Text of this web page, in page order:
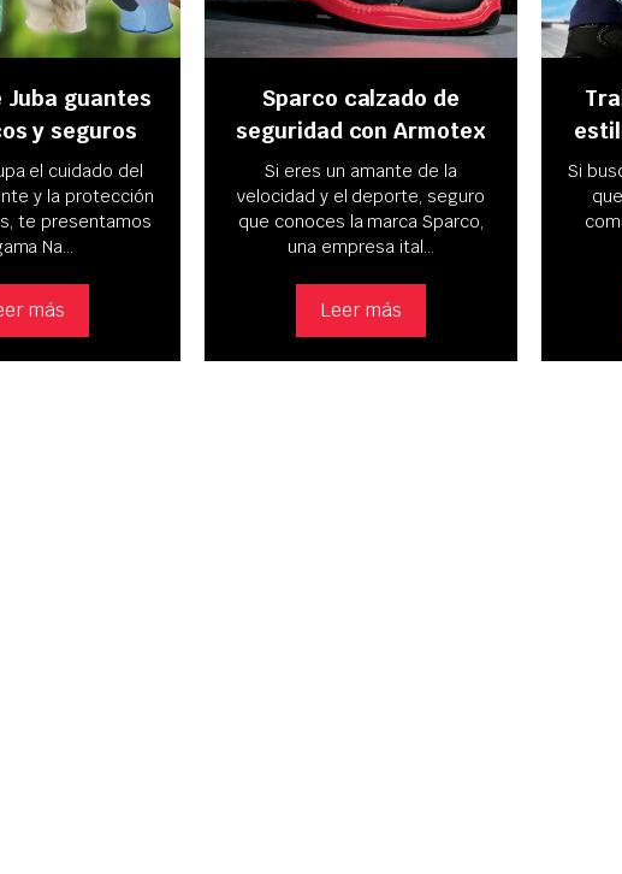
Juba guantes
y seguros
el cuidado del
y la protección
te presentamos
Na…
más
Sparco calzado de
seguridad con Armotex
Si eres un amante de la
velocidad y el deporte, seguro
que conoces la marca Sparco,
una empresa ital…
Leer más
Si